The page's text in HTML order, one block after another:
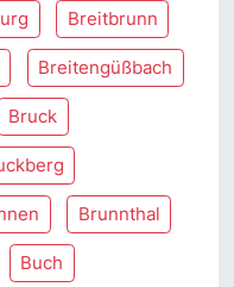
Breitbrunn
Breitengüßbach
Bruck
Brunnthal
Buch